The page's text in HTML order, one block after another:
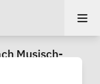
Musisch-